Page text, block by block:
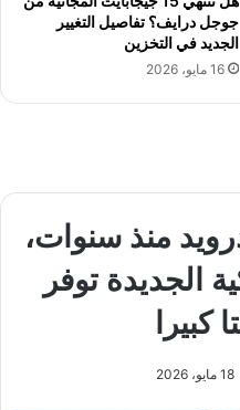
جوجل درايف؟ تفاصيل التغيير
الجديد في التخزين
16 مايو، 2026